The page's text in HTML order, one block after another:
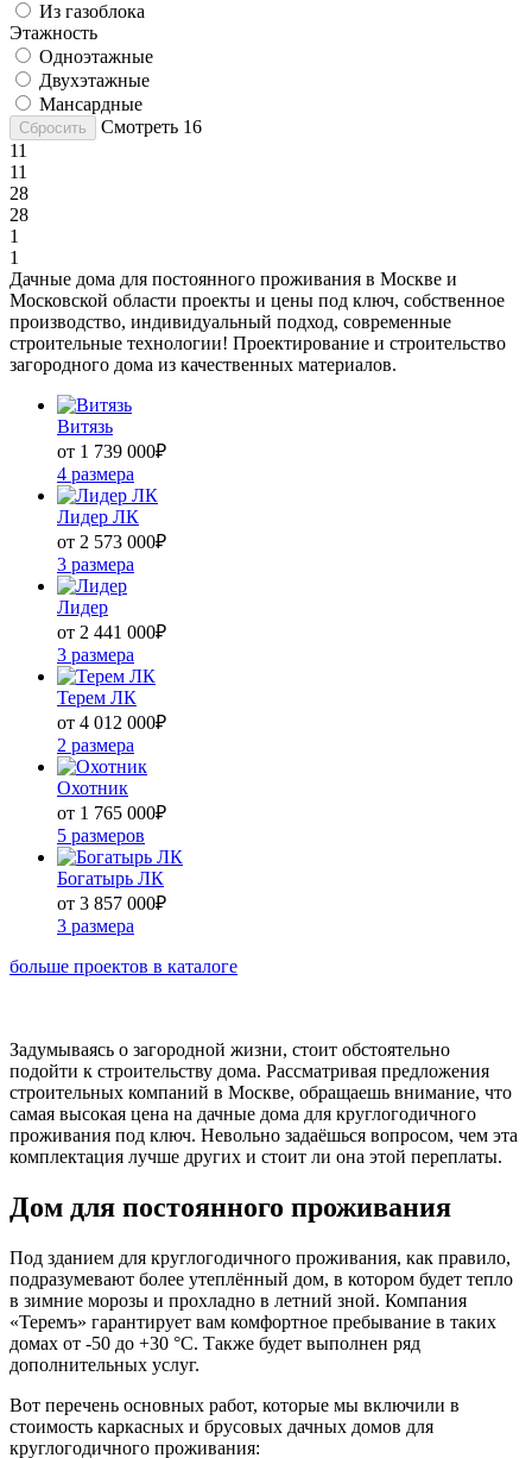
Из газоблока
Этажность
Одноэтажные
Двухэтажные
Мансардные
Сбросить Смотреть 16
11
11
28
28
1
1
Дачные дома для постоянного проживания в Москве и
Московской области проекты и цены под ключ, собственное
производство, индивидуальный подход, современные
строительные технологии! Проектирование и строительство
загородного дома из качественных материалов.
Витязь
от 1 739 000₽
4 размера
Лидер ЛК
от 2 573 000₽
3 размера
Лидер
от 2 441 000₽
3 размера
Терем ЛК
от 4 012 000₽
2 размера
Охотник
от 1 765 000₽
5 размеров
Богатырь ЛК
от 3 857 000₽
3 размера
больше проектов в каталоге
Задумываясь о загородной жизни, стоит обстоятельно
подойти к строительству дома. Рассматривая предложения
строительных компаний в Москве, обращаешь внимание, что
самая высокая цена на дачные дома для круглогодичного
проживания под ключ. Невольно задаёшься вопросом, чем эта
комплектация лучше других и стоит ли она этой переплаты.
Дом для постоянного проживания
Под зданием для круглогодичного проживания, как правило,
подразумевают более утеплённый дом, в котором будет тепло
в зимние морозы и прохладно в летний зной. Компания
«Теремъ» гарантирует вам комфортное пребывание в таких
домах от -50 до +30 °С. Также будет выполнен ряд
дополнительных услуг.
Вот перечень основных работ, которые мы включили в
стоимость каркасных и брусовых дачных домов для
круглогодичного проживания: